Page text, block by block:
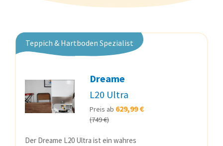
Teppich & Hartboden Spezialist
Dreame
L20 Ultra
Preis ab 629,99 €
(749 €)
Der Dreame L20 Ultra ist ein wahres